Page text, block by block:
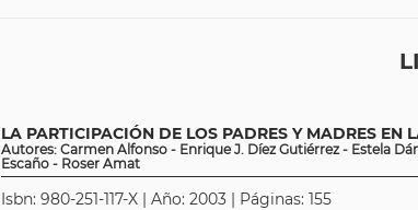
LA PARTICIPACIÓN DE LOS PADRES Y MADRES EN
Autores: Carmen Alfonso - Enrique J. Díez Gutiérrez - Estela
Escaño - Roser Amat
Isbn: 980-251-117-X | Año: 2003 | Páginas: 155